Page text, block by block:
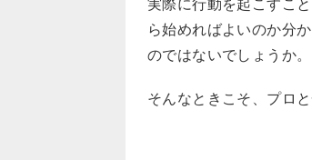
実際に行動を起こすこ
ら始めればよいのか分
のではないでしょうか。
そんなときこそ、プロ